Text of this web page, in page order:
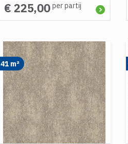
€ 225,00 per partij
41 m²